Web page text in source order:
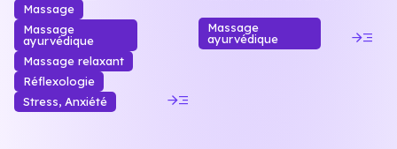
Massage
Massage
ayurvédique
Massage relaxant
Réflexologie
Stress, Anxiété
read_more
Massage
ayurvédique
read_more